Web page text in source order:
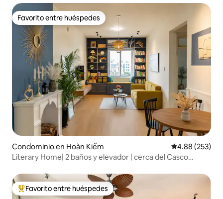
Favorito entre huéspedes
Favorito entre huéspedes
Condominio en Hoàn Kiếm Calificación
4.88 (253)
Literary Home| 2 baños y elevador | cerca del Casco
De los mejores en Favorito entre huéspedes
Favorito entre huéspedes